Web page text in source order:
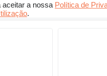
aceitar a nossa Política de
.